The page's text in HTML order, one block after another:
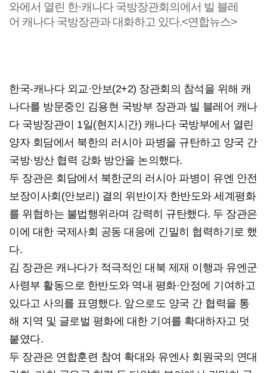
와에서 열린 한·캐나다 국방장관회의에서 빌 블레
어 캐나다 국방장관과 대화하고 있다.<연합뉴스>
한국-캐나다 외교·안보(2+2) 장관회의 참석을 위해 캐
나다를 방문중인 김용현 국방부 장관과 빌 블레어 캐나
다 국방장관이 1일(현지시간) 캐나다 국방부에서 열린
양자 회담에서 북한의 러시아 파병을 규탄하고 양국 간
국방·방산 협력 강화 방안을 논의했다.
두 장관은 회담에서 북한군의 러시아 파병이 유엔 안전
보장이사회(안보리) 결의 위반이자 한반도와 세계평화
를 위협하는 불법행위라며 강력히 규탄했다. 두 장관은
이에 대한 국제사회 공동 대응에 긴밀히 협력하기로 했
다.
김 장관은 캐나다가 적극적인 대북 제재 이행과 유엔군
사령부 활동으로 한반도와 역내 평화·안정에 기여하고
있다고 사의를 표명했다. 앞으로도 양국 간 협력을 통
해 지역 및 글로벌 평화에 대한 기여를 확대하자고 덧
붙였다.
두 장관은 연합훈련 참여 확대와 유엔사 회원국의 연대